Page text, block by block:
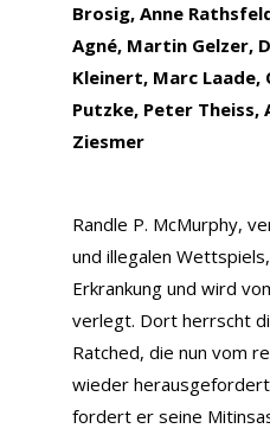
Brosig, Anne
Agné, Martin Gelzer,
Kleinert, Marc
Putzke, Peter Theiss,
Ziesmer
Randle P. McMurphy,
und illegalen
Erkrankung und wird
verlegt. Dort herrscht
Ratched, die nun vom
wieder
fordert er seine